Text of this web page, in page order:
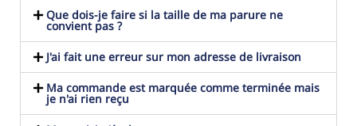
Que dois-je faire si la taille de ma parure ne
convient pas ?
J'ai fait une erreur sur mon adresse de livraison
Ma commande est marquée comme terminée mais
je n'ai rien reçu